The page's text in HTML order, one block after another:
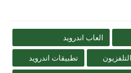
العاب اندرويد
تطبيقات اندرويد